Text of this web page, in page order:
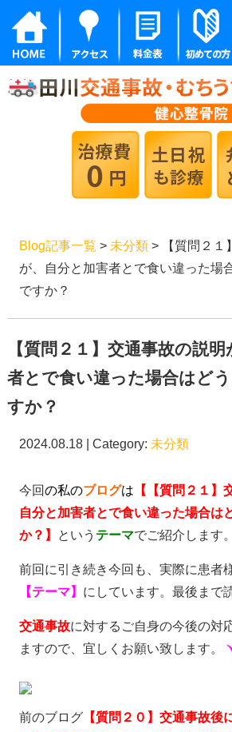
Blog記事一覧 > 未分類> 【質問２１
が、自分と加害者とで食い違った場
ですか？
【質問２１】交通事故の説
者とで食い違った場合はど
すか？
2024.08.18 | Category: 未分類
今回の私のブログは 【【質問２１】
自分と加害者とで食い違った場合は
か？】
という テーマでご紹介します。
前回に引き続き今回も、実際に患者
【テーマ】 にしています。最後まで
交通事故に対するご自身の今後の対
ますので、宜しくお願い致します。
前のブログ【質問２０】交通事故後